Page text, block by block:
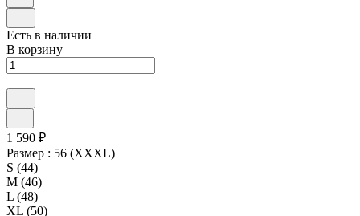
Есть в наличии
В корзину
1 590 ₽
Размер : 56 (XXXL)
S (44)
M (46)
L (48)
XL (50)